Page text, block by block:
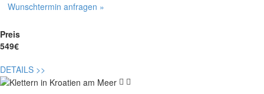
Wunschtermin anfragen »
Preis
549€
DETAILS >>